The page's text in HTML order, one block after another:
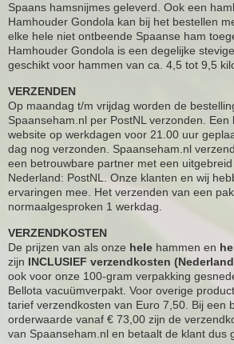
Spaans hamsnijmes geleverd. Ook een
Hamhouder Gondola kan bij het bestellen
elke hele niet ontbeende Spaanse ham
Hamhouder Gondola is een degelijke
geschikt voor hammen van ca. 4,5 tot 9,5
VERZENDEN
Op maandag t/m vrijdag worden de
Spaanseham.nl per PostNL verzonden. Een
website op werkdagen voor 21.00 uur
dag nog verzonden. Spaanseham.nl
een betrouwbare partner met een
Nederland: PostNL. Onze klanten en wij
ervaringen mee. Het verzenden van een
normaalgesproken 1 werkdag.
VERZENDKOSTEN
De prijzen van als onze hele hammen en
zijn INCLUSIEF verzendkosten
ook voor onze 100-gram verpakking
Bellota vacuümverpakt. Voor overige
tarief verzendkosten van Euro 7,50. Bij een
orderwaarde vanaf € 73,00 zijn de
van Spaanseham.nl en betaalt de klant dus